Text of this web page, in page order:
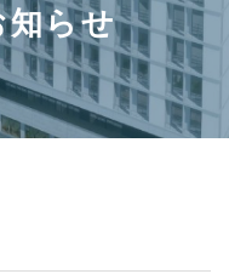
知らせ